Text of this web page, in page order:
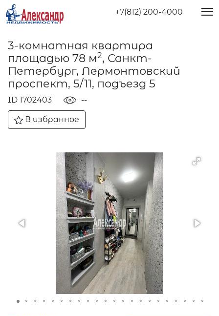
+7(812) 200-4000
3-комнатная квартира
площадью 78 м2, Санкт-
Петербург, Лермонтовский
проспект, 5/11, подъезд 5
ID 1702403 --
В избранное